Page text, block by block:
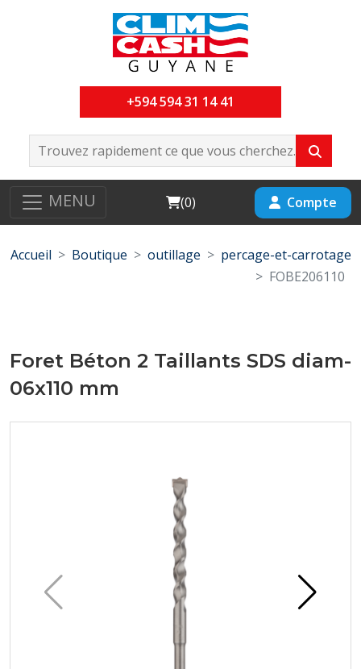
+594 594 31 14 41
MENU Cart
(0) Compte
Accueil Boutique outillage
percage-et-carrotage
FOBE206110
Foret Béton 2 Taillants SDS diam-
06x110 mm